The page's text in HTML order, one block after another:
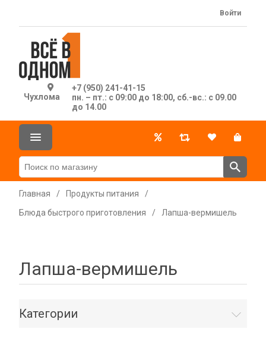
Чухлома
+7 (950) 241-41-15
пн. – пт.: с 09:00 до 18:00, сб.-вс.: с 09.00
до 14.00
Войти
Главная / Продукты питания
/
Блюда быстрого приготовления
/ Лапша-вермишель
Лапша-вермишель
Категории